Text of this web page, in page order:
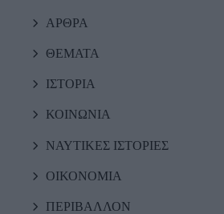
ΑΡΘΡΑ
ΘΕΜΑΤΑ
ΙΣΤΟΡΙΑ
ΚΟΙΝΩΝΙΑ
ΝΑΥΤΙΚΕΣ ΙΣΤΟΡΙΕΣ
ΟΙΚΟΝΟΜΙΑ
ΠΕΡΙΒΑΛΛΟΝ